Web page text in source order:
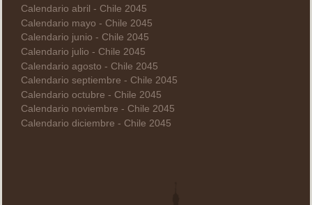
Calendario abril - Chile 2045
Calendario mayo - Chile 2045
Calendario junio - Chile 2045
Calendario julio - Chile 2045
Calendario agosto - Chile 2045
Calendario septiembre - Chile 2045
Calendario octubre - Chile 2045
Calendario noviembre - Chile 2045
Calendario diciembre - Chile 2045